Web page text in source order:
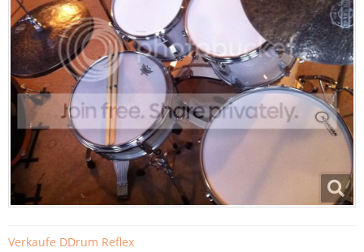
Verkaufe DDrum Reflex